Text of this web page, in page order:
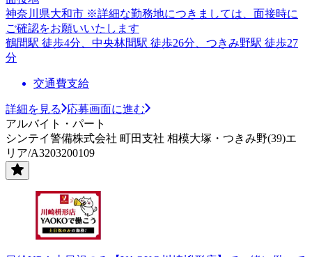
神奈川県大和市 ※詳細な勤務地につきましては、面接時に
ご確認をお願いいたします
鶴間駅 徒歩4分、中央林間駅 徒歩26分、つきみ野駅 徒歩27
分
交通費支給
詳細を見る
応募画面に進む
アルバイト・パート
シンテイ警備株式会社 町田支社 相模大塚・つきみ野(39)エ
リア/A3203200109